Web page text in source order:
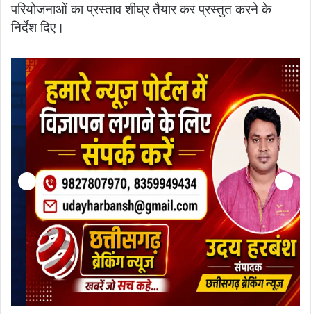
परियोजनाओं का प्रस्ताव शीघ्र तैयार कर प्रस्तुत करने के
निर्देश दिए।